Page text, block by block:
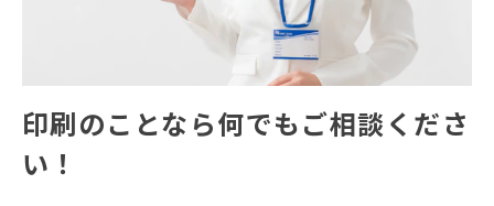
印刷のことなら何でもご相談くださ
い！